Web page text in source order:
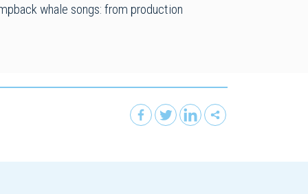
whale songs: from production